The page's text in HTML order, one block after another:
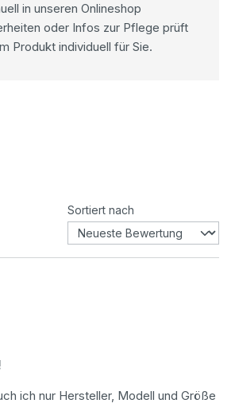
in unseren Onlineshop
oder Infos zur Pflege prüft
Produkt individuell für Sie.
Sortiert nach
ich nur Hersteller, Modell und Größe